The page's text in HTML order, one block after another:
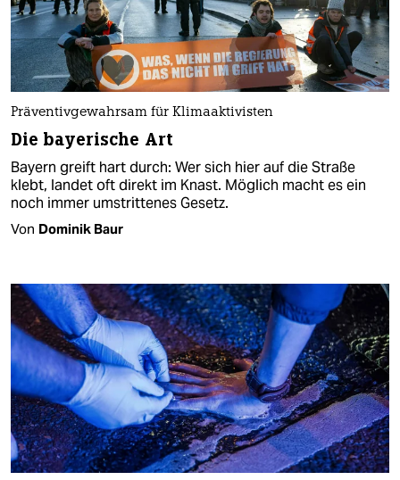
Präventivgewahrsam für Klimaaktivisten​
Die bayerische Art
Bayern greift hart durch: Wer sich hier auf die Straße
klebt, landet oft direkt im Knast. Möglich macht es ein
noch immer umstrittenes Gesetz.
Von Dominik Baur